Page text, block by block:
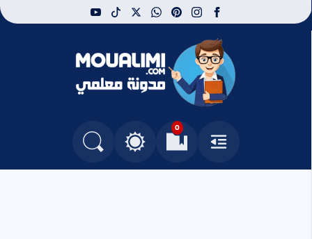
facebook
instagram
pinterest
whatsapp
x
tiktok
youtube
مدونة معلمي
القائمة
0
العلامات المرجعيةالتغيير بين الوضع النهاري والداكن
البحث في المدونة